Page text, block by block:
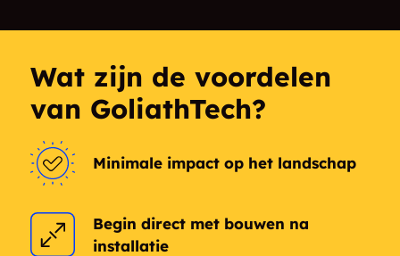
Wat zijn de voordelen
van GoliathTech?
Minimale impact op het landschap
Begin direct met bouwen na
installatie